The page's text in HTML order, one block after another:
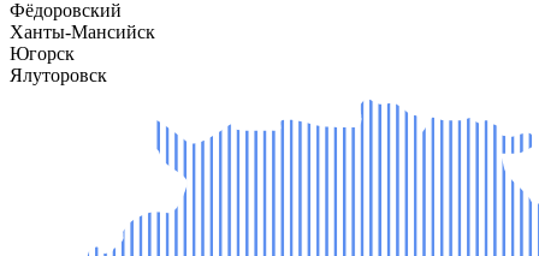
Фёдоровский
Ханты-Мансийск
Югорск
Ялуторовск